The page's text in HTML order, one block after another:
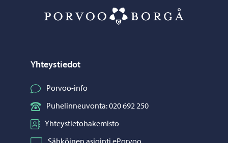
Yhteystiedot
Porvoo-info
Puhelinneuvonta: 020 692 250
Yhteystietohakemisto